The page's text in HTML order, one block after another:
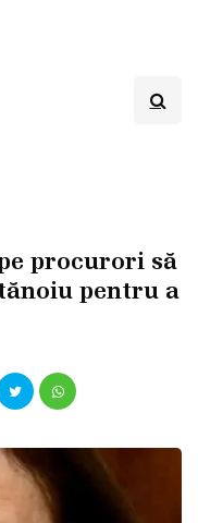
procurori să
pentru a